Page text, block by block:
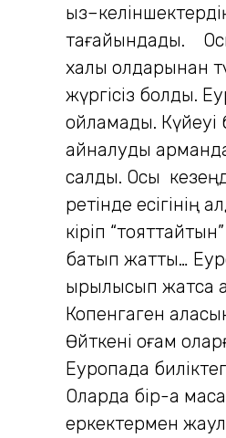
тағайындады.
халқы қолдарынан
жүргісіз болды.
ойламады. Күйеуі
айналуды
салды. Осы
ретінде есігінің
кіріп
батып жатты…
қырылысып жатса
Копенгаген
Өйткені қоғам
Еуропада
Оларда бір-ақ
еркектермен